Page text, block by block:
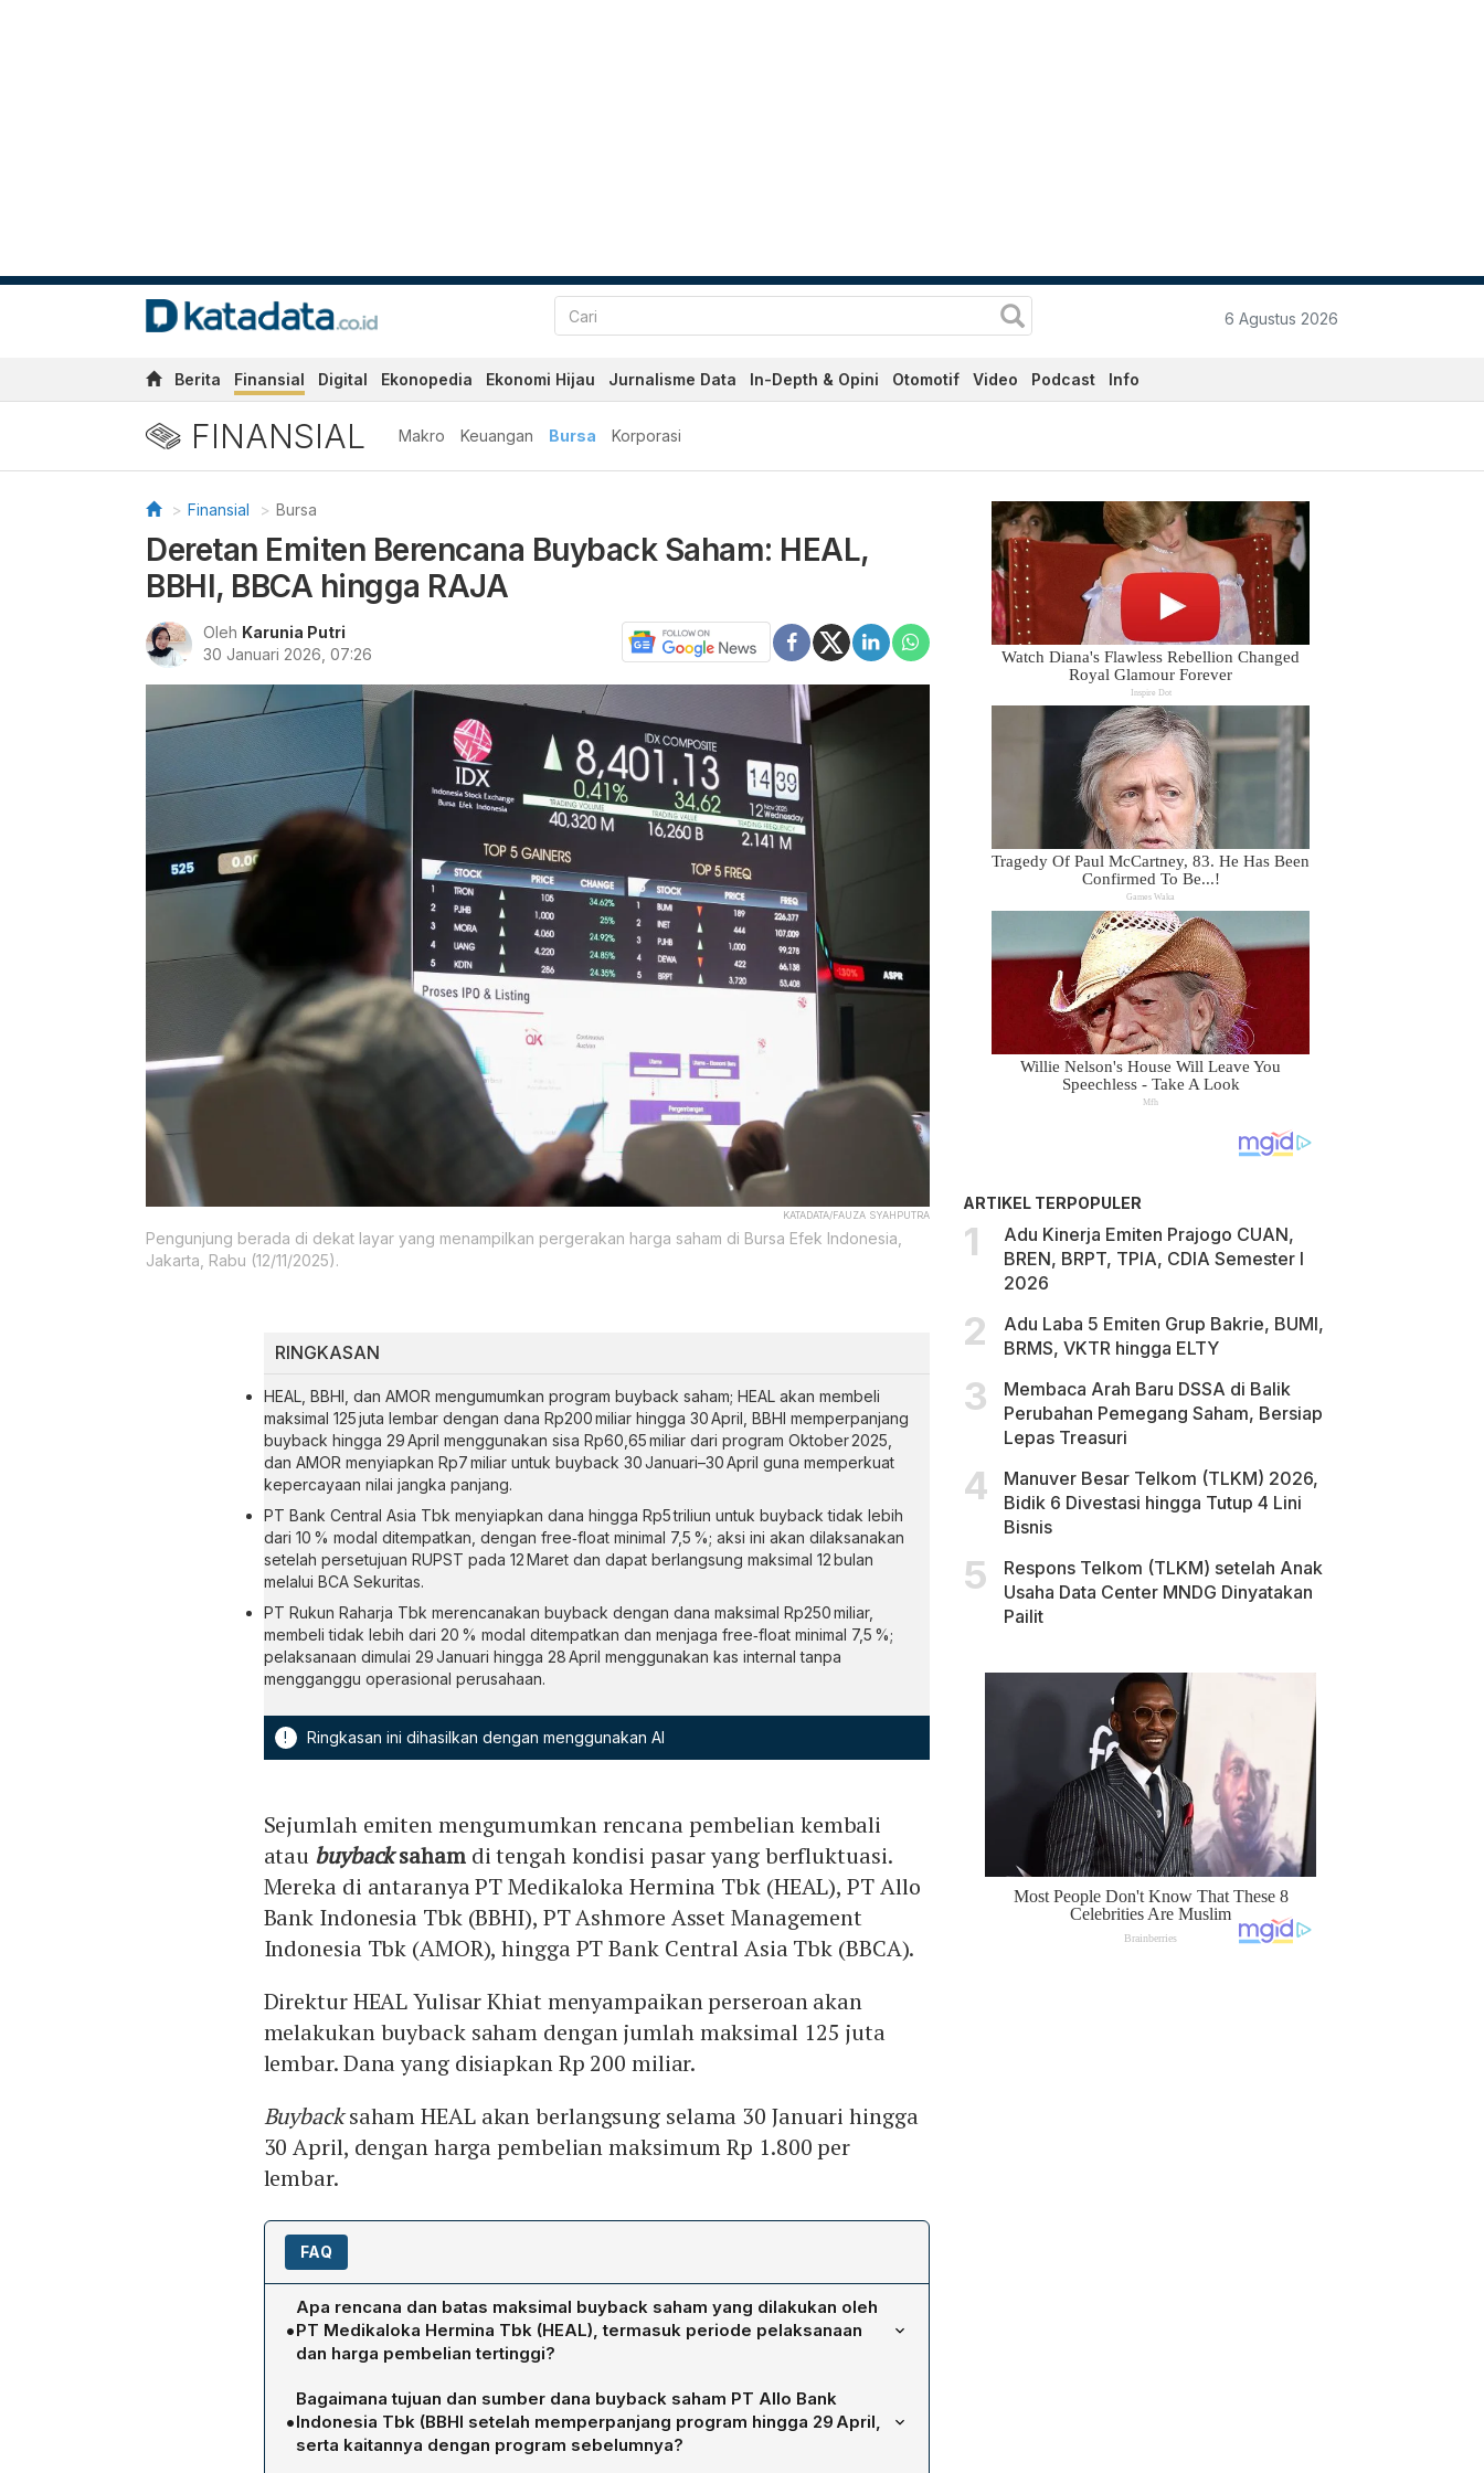
6 Agustus 2026
Berita Finansial Digital Ekonopedia Ekonomi Hijau Jurnalisme Data In-Depth & Opini Otomotif Video Podcast Info
FINANSIAL Makro Keuangan Bursa Korporasi
Finansial Bursa
Deretan Emiten Berencana Buyback Saham: HEAL,
BBHI, BBCA hingga RAJA
Oleh Karunia Putri
30 Januari 2026, 07:26
KATADATA/FAUZA SYAHPUTRA
Pengunjung berada di dekat layar yang menampilkan pergerakan harga saham di Bursa Efek Indonesia,
Jakarta, Rabu (12/11/2025).
RINGKASAN
HEAL, BBHI, dan AMOR mengumumkan program buyback saham; HEAL akan membeli
maksimal 125 juta lembar dengan dana Rp200 miliar hingga 30 April, BBHI memperpanjang
buyback hingga 29 April menggunakan sisa Rp60,65 miliar dari program Oktober 2025,
dan AMOR menyiapkan Rp7 miliar untuk buyback 30 Januari–30 April guna memperkuat
kepercayaan nilai jangka panjang.
PT Bank Central Asia Tbk menyiapkan dana hingga Rp5 triliun untuk buyback tidak lebih
dari 10 % modal ditempatkan, dengan free‑float minimal 7,5 %; aksi ini akan dilaksanakan
setelah persetujuan RUPST pada 12 Maret dan dapat berlangsung maksimal 12 bulan
melalui BCA Sekuritas.
PT Rukun Raharja Tbk merencanakan buyback dengan dana maksimal Rp250 miliar,
membeli tidak lebih dari 20 % modal ditempatkan dan menjaga free‑float minimal 7,5 %;
pelaksanaan dimulai 29 Januari hingga 28 April menggunakan kas internal tanpa
mengganggu operasional perusahaan.
! Ringkasan ini dihasilkan dengan menggunakan AI
Sejumlah emiten mengumumkan rencana pembelian kembali
atau buybacksahamdi tengah kondisi pasar yang berfluktuasi.
Mereka di antaranya PT Medikaloka Hermina Tbk (HEAL), PT Allo
Bank Indonesia Tbk (BBHI), PT Ashmore Asset Management
Indonesia Tbk (AMOR), hingga PT Bank Central Asia Tbk (BBCA).
Direktur HEAL Yulisar Khiat menyampaikan perseroan akan
melakukan buyback saham dengan jumlah maksimal 125 juta
lembar. Dana yang disiapkan Rp 200 miliar.
Buybacksaham HEAL akan berlangsung selama 30 Januari hingga
30 April, dengan harga pembelian maksimum Rp 1.800 per
lembar.
FAQ
•
Apa rencana dan batas maksimal buyback saham yang dilakukan oleh
PT Medikaloka Hermina Tbk (HEAL), termasuk periode pelaksanaan
dan harga pembelian tertinggi?
HEAL akan melakukan buyback saham dengan jumlah maksimal 125 juta lembar dan
dana yang disiapkan Rp200 miliar. Program berlangsung dari 30 Januari hingga
30 April 2026 dengan harga pembelian maksimum Rp1.800 per lembar. Aksi ini
dimaksudkan menstabilkan harga saham di tengah volatilitas pasar, serta saham
•
Bagaimana tujuan dan sumber dana buyback saham PT Allo Bank
Indonesia Tbk (BBHI setelah memperpanjang program hingga 29 April,
serta kaitannya dengan program sebelumnya?
ARTIKEL TERPOPULER
Adu Kinerja Emiten Prajogo CUAN,
BREN, BRPT, TPIA, CDIA Semester I
2026
Adu Laba 5 Emiten Grup Bakrie, BUMI,
BRMS, VKTR hingga ELTY
Membaca Arah Baru DSSA di Balik
Perubahan Pemegang Saham, Bersiap
Lepas Treasuri
Manuver Besar Telkom (TLKM) 2026,
Bidik 6 Divestasi hingga Tutup 4 Lini
Bisnis
Respons Telkom (TLKM) setelah Anak
Usaha Data Center MNDG Dinyatakan
Pailit